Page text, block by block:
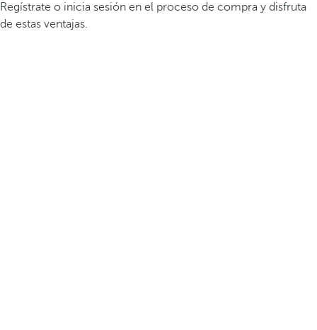
Regístrate o inicia sesión en el proceso de compra y disfruta
de estas ventajas.